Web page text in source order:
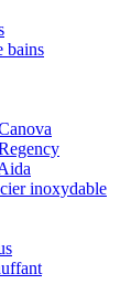
bains
inoxydable